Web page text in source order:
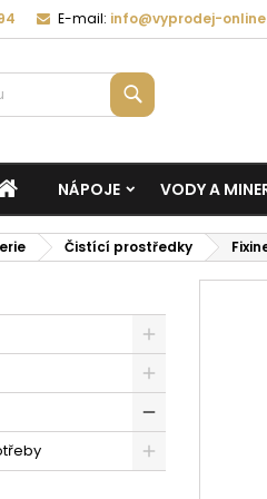
E-mail: info@vyprodej-
DOMŮNÁPOJE VODY A
Čistící prostředky